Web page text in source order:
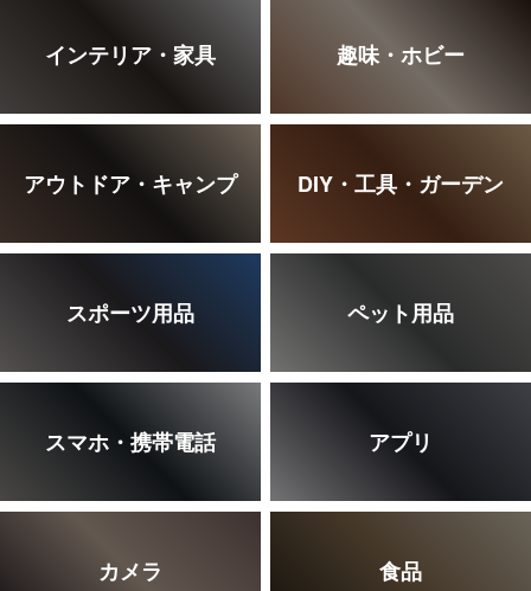
インテリア・家具 趣味・ホビー
アウトドア・キャンプ DIY・工具・ガーデン
スポーツ用品 ペット用品
スマホ・携帯電話 アプリ
カメラ 食品